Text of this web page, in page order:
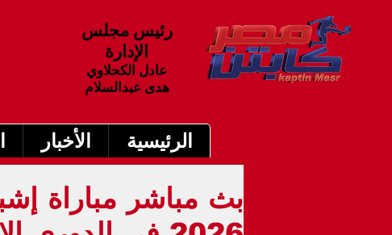
رئيس مجلس
الإدارة
عادل الكحلاوي
هدى عبدالسلام
الرئيسية الأخبار